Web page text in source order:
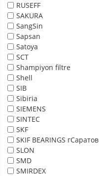
RUSEFF
SAKURA
SangSin
Sapsan
Satoya
SCT
Shampiyon filtre
Shell
SIB
Sibiria
SIEMENS
SINTEC
SKF
SKIF BEARINGS гСаратов
SLON
SMD
SMIRDEX